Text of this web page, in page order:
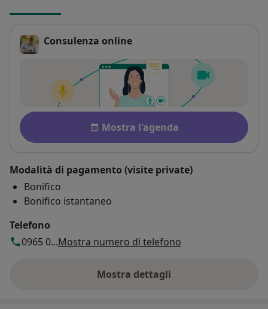
Consulenza online
Disponibilità
Mostra l'agenda
Modalità di pagamento (visite private)
Bonifico
Bonifico istantaneo
Telefono
0965 0...Mostra numero di telefono
Mostra dettagli
sull'indirizzo